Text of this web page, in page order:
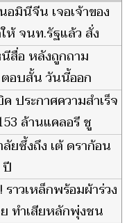
มินีจีน เจอเจ้าของ
ห้ จนท.รัฐแล้ว สั่ง
สื่อ หลังถูกถาม
อบสั้น วันนี้ออก
ประกาศความสำเร็จ
ล้านแคลอรี ชู
ซึ้งถึง เต้ ดราก้อน
าวเหล็กพร้อมผ้าร่วง
ทำเสียหลักพุ่งชน